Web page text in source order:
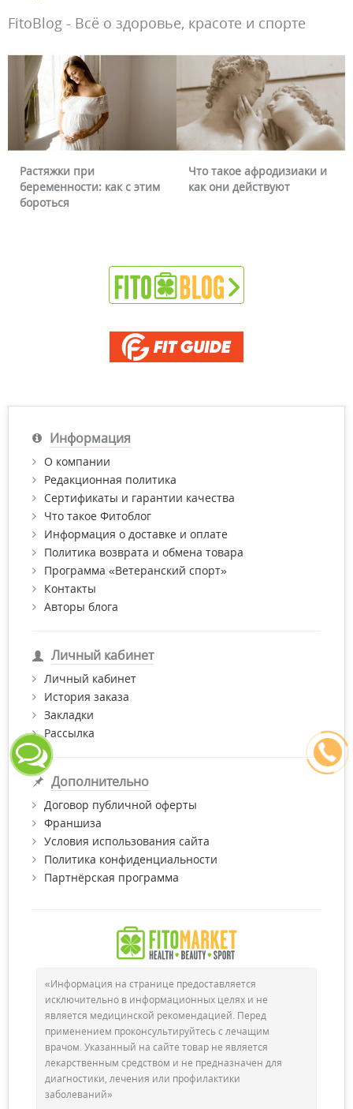
FitoBlog - Всё о здоровье, красоте и спорте
как с этим
Что такое афродизиаки и
как они действуют
Почему
можно ли это
Информация
О компании
Редакционная политика
Сертификаты и гарантии качества
Что такое Фитоблог
Информация о доставке и оплате
Политика возврата и обмена товара
Программа «Ветеранский спорт»
Контакты
Авторы блога
Личный кабинет
Личный кабинет
История заказа
Закладки
Рассылка
Дополнительно
Договор публичной оферты
Франшиза
Условия использования сайта
Политика конфиденциальности
Партнёрская программа
«Информация на странице предоставляется
исключительно в информационных целях и не
является медицинской рекомендацией. Перед
применением проконсультируйтесь с лечащим
врачом. Указанный на сайте товар не является
лекарственным средством и не предназначен для
диагностики, лечения или профилактики
заболеваний»